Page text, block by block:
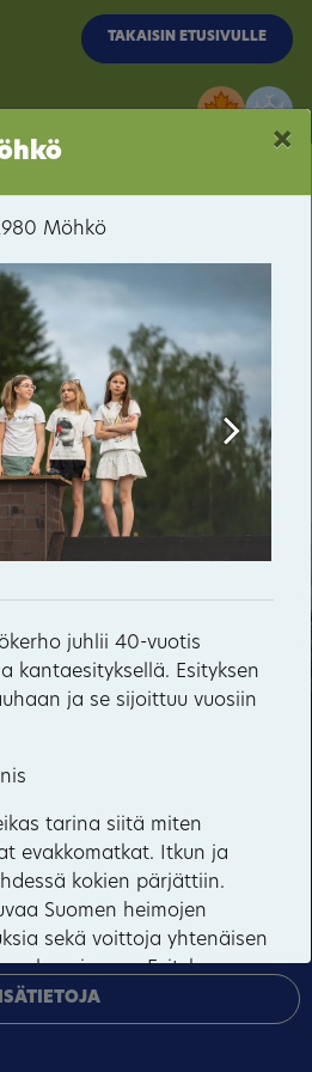
pakollisia evästeitä sivuston
varmentamiseen sekä
ja liikenteen analysointiin.
KAIKKI
EVÄSTEITÄ
TAKAISIN ETUSIVULLE
Keskusta
Hattuvaara
Kivilahti
Parppeinvaara
Vepsänmäki
79
×
Möhkö
juhlii 40-vuotis
kantaesityksellä. Esityksen
ja se sijoittuu vuosiin
tarina siitä miten
evakkomatkat. Itkun ja
kokien pärjättiin.
Suomen heimojen
sekä voittoja yhtenäisen
luomisessa. Esityksen
n.2h ja se sisältää
ja joukkokohtauksia.